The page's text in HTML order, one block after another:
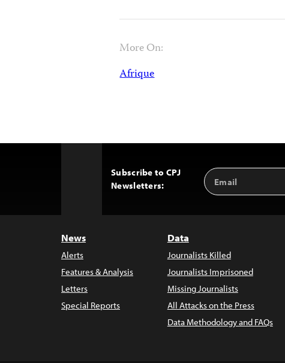
More On:
Afrique
Subscribe to CPJ
Newsletters:
Email
Address
News
Alerts
Features & Analysis
Letters
Special Reports
Data
Journalists Killed
Journalists Imprisoned
Missing Journalists
All Attacks on the Press
Data Methodology and FAQs